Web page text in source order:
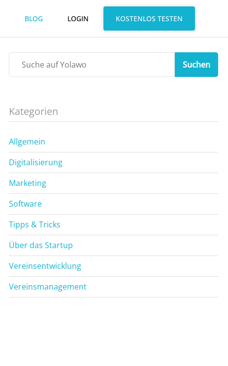
BLOG LOGIN KOSTENLOS TESTEN
Suchen
Kategorien
Allgemein
Digitalisierung
Marketing
Software
Tipps & Tricks
Über das Startup
Vereinsentwicklung
Vereinsmanagement